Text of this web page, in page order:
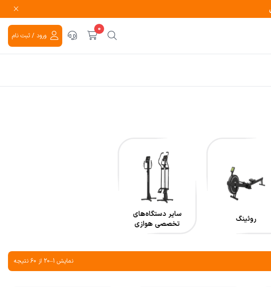
0
ورود / ثبت نام
روئینگ
سایر دستگاه‌های
تخصصی هوازی
نمایش 1–20 از 60 نتیجه